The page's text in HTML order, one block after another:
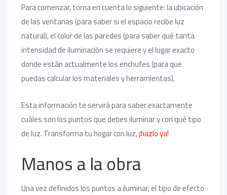
Para comenzar, toma en cuenta lo siguiente: la ubicación
de las ventanas (para saber si el espacio recibe luz
natural), el color de las paredes (para saber qué tanta
intensidad de iluminación se requiere y el lugar exacto
donde están actualmente los enchufes (para que
puedas calcular los materiales y herramientas).
Esta información te servirá para saber exactamente
cuáles son los puntos que debes iluminar y con qué tipo
de luz. Transforma tu hogar con luz,¡hazlo ya!
Manos a la obra
Una vez definidos los puntos a iluminar, el tipo de efecto